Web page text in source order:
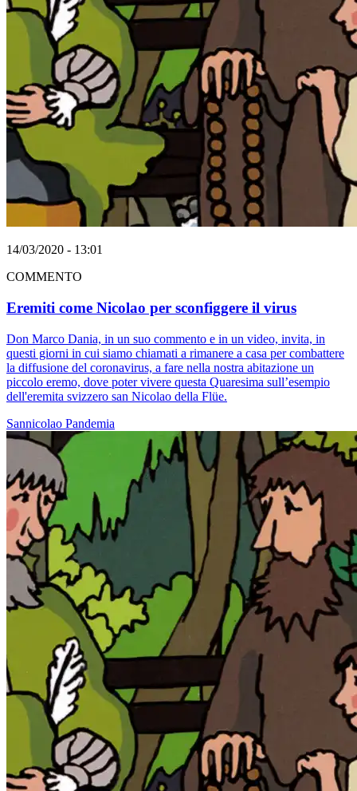
14/03/2020 - 13:01
COMMENTO
Eremiti come Nicolao per sconfiggere il virus
Don Marco Dania, in un suo commento e in un video, invita, in
questi giorni in cui siamo chiamati a rimanere a casa per combattere
la diffusione del coronavirus, a fare nella nostra abitazione un
piccolo eremo, dove poter vivere questa Quaresima sull’esempio
dell'eremita svizzero san Nicolao della Flüe.
Sannicolao Pandemia